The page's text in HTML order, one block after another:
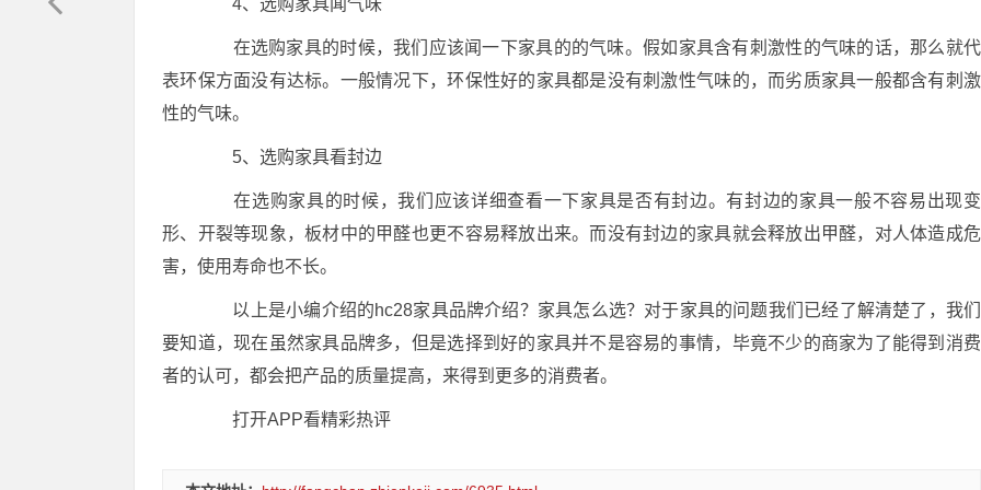
4、选购家具闻气味
在选购家具的时候，我们应该闻一下家具的的气味。假如家具含有刺激性的气味的话，那么就代
表环保方面没有达标。一般情况下，环保性好的家具都是没有刺激性气味的，而劣质家具一般都含有刺激
性的气味。
5、选购家具看封边
在选购家具的时候，我们应该详细查看一下家具是否有封边。有封边的家具一般不容易出现变
形、开裂等现象，板材中的甲醛也更不容易释放出来。而没有封边的家具就会释放出甲醛，对人体造成危
害，使用寿命也不长。
以上是小编介绍的hc28家具品牌介绍？家具怎么选？对于家具的问题我们已经了解清楚了，我们
要知道，现在虽然家具品牌多，但是选择到好的家具并不是容易的事情，毕竟不少的商家为了能得到消费
者的认可，都会把产品的质量提高，来得到更多的消费者。
打开APP看精彩热评